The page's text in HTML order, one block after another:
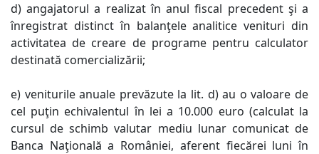
d) angajatorul a realizat în anul fiscal precedent şi a
înregistrat distinct în balanţele analitice venituri din
activitatea de creare de programe pentru calculator
destinată comercializării;
e) veniturile anuale prevăzute la lit. d) au o valoare de
cel puţin echivalentul în lei a 10.000 euro (calculat la
cursul de schimb valutar mediu lunar comunicat de
Banca Naţională a României, aferent fiecărei luni în